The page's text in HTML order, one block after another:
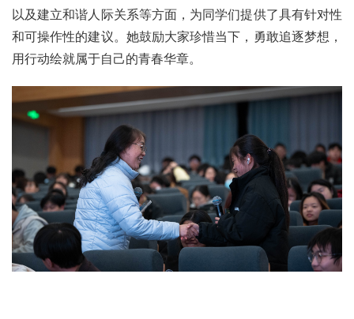
以及建立和谐人际关系等方面，为同学们提供了具有针对性
和可操作性的建议。她鼓励大家珍惜当下，勇敢追逐梦想，
用行动绘就属于自己的青春华章。